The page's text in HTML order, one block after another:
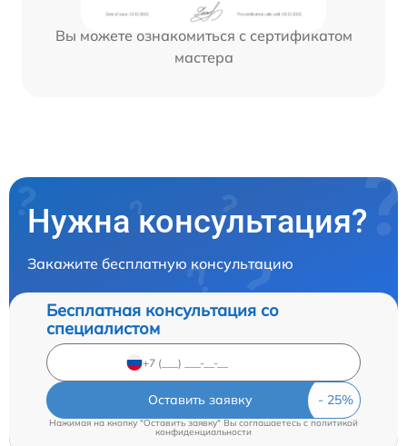
Вы можете ознакомиться с сертификатом
мастера
Нужна консультация?
Закажите бесплатную консультацию
Бесплатная консультация со
специалистом
Оставить заявку
Нажимая на кнопку "Оставить заявку" Вы соглашаетесь c политикой
конфиденциальности